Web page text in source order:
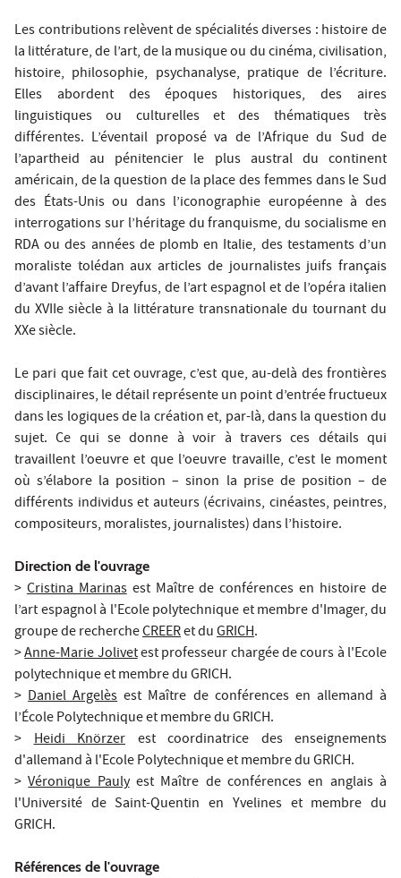
Les contributions relèvent de spécialités diverses : histoire de
la littérature, de l’art, de la musique ou du cinéma, civilisation,
histoire, philosophie, psychanalyse, pratique de l’écriture.
Elles abordent des époques historiques, des aires
linguistiques ou culturelles et des thématiques très
différentes. L’éventail proposé va de l’Afrique du Sud de
l’apartheid au pénitencier le plus austral du continent
américain, de la question de la place des femmes dans le Sud
des États-Unis ou dans l’iconographie européenne à des
interrogations sur l’héritage du franquisme, du socialisme en
RDA ou des années de plomb en Italie, des testaments d’un
moraliste tolédan aux articles de journalistes juifs français
d’avant l’affaire Dreyfus, de l’art espagnol et de l’opéra italien
du XVIIe siècle à la littérature transnationale du tournant du
XXe siècle.
Le pari que fait cet ouvrage, c’est que, au-delà des frontières
disciplinaires, le détail représente un point d’entrée fructueux
dans les logiques de la création et, par-là, dans la question du
sujet. Ce qui se donne à voir à travers ces détails qui
travaillent l’oeuvre et que l’oeuvre travaille, c’est le moment
où s’élabore la position – sinon la prise de position – de
différents individus et auteurs (écrivains, cinéastes, peintres,
compositeurs, moralistes, journalistes) dans l’histoire.
Direction de l'ouvrage
>Cristina Marinasest Maître de conférences en histoire de
l’art espagnol à l'Ecole polytechnique et membre d'Imager, du
groupe de rechercheCREERet duGRICH.
>Anne-Marie Jolivetest professeur chargée de cours à l'Ecole
polytechnique et membre du GRICH.
>Daniel Argelèsest Maître de conférences en allemand à
l’École Polytechnique et membre du GRICH.
>Heidi Knörzer est coordinatrice des enseignements
d'allemand à l'Ecole Polytechnique et membre du GRICH.
>Véronique Paulyest Maître de conférences en anglais à
l'Université de Saint-Quentin en Yvelines et membre du
GRICH.
Références de l'ouvrage